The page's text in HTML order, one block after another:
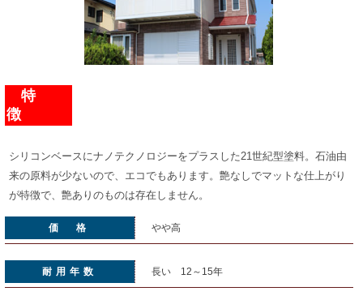
特
徴
シリコンベースにナノテクノロジーをプラスした21世紀型塗料。石油由
来の原料が少ないので、エコでもあります。艶なしでマットな仕上がり
が特徴で、艶ありのものは存在しません。
価 格 やや高
耐用年数 長い 12～15年